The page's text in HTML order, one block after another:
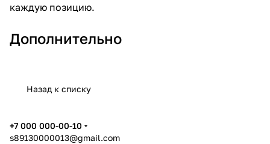
каждую позицию.
Дополнительно
Назад к списку
+7 000 000-00-10
s89130000013@gmail.com